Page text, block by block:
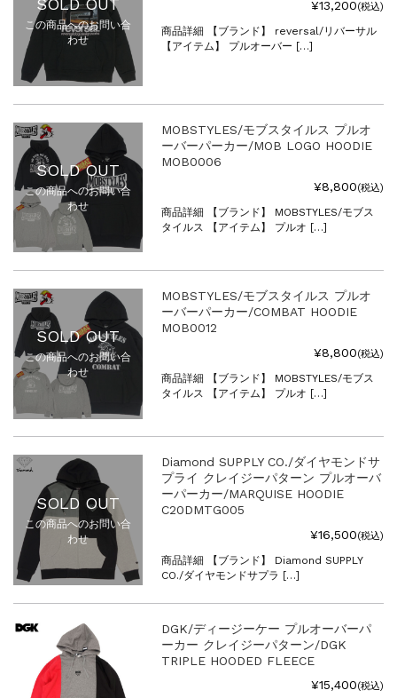
SOLD OUT
この商品へのお問い合
わせ
¥13,200(税込)
商品詳細 【ブランド】 reversal/リバーサル
【アイテム】 プルオーバー […]
SOLD OUT
この商品へのお問い合
わせ
MOBSTYLES/モブスタイルス プルオ
ーバーパーカー/MOB LOGO HOODIE
MOB0006
¥8,800(税込)
商品詳細 【ブランド】 MOBSTYLES/モブス
タイルス 【アイテム】 プルオ […]
SOLD OUT
この商品へのお問い合
わせ
MOBSTYLES/モブスタイルス プルオ
ーバーパーカー/COMBAT HOODIE
MOB0012
¥8,800(税込)
商品詳細 【ブランド】 MOBSTYLES/モブス
タイルス 【アイテム】 プルオ […]
SOLD OUT
この商品へのお問い合
わせ
Diamond SUPPLY CO./ダイヤモンドサ
プライ クレイジーパターン プルオーバ
ーパーカー/MARQUISE HOODIE
C20DMTG005
¥16,500(税込)
商品詳細 【ブランド】 Diamond SUPPLY
CO./ダイヤモンドサプラ […]
DGK/ディージーケー プルオーバーパ
ーカー クレイジーパターン/DGK
TRIPLE HOODED FLEECE
¥15,400(税込)